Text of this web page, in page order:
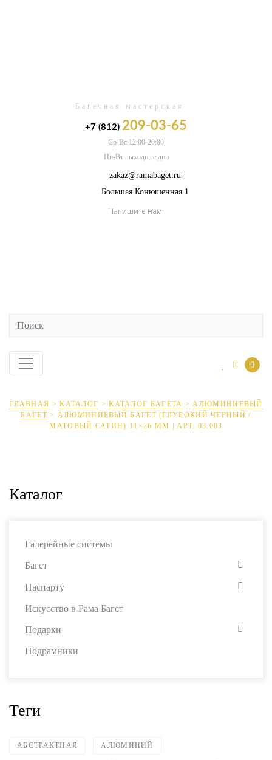
Багетная мастерская
+7 (812) 209-03-65
Ср-Вс 12:00-20:00
Пн-Вт выходные дни
zakaz@ramabaget.ru
Большая Конюшенная 1
Напишите нам:
0
ГЛАВНАЯ >КАТАЛОГ >КАТАЛОГ БАГЕТА >АЛЮМИНИЕВЫЙ
БАГЕТ> АЛЮМИНИЕВЫЙ БАГЕТ (ГЛУБОКИЙ ЧЁРНЫЙ /
МАТОВЫЙ САТИН) 11×26 ММ | АРТ. 03.003
Каталог
Галерейные системы
Багет
Паспарту
Искусство в Рама Багет
Подарки
Подрамники
Теги
АБСТРАКТНАЯ АЛЮМИНИЙ